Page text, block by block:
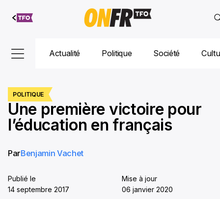
Aller au
contenu
Actualité Politique Société
POLITIQUE
Une première victoire pour
l’éducation en français
ParBenjamin Vachet
Publié le
14 septembre 2017
Mise à jour
06 janvier 2020